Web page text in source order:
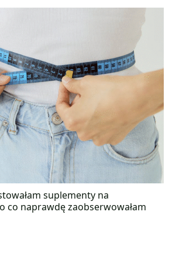
suplementy na
co naprawdę zaobserwowałam